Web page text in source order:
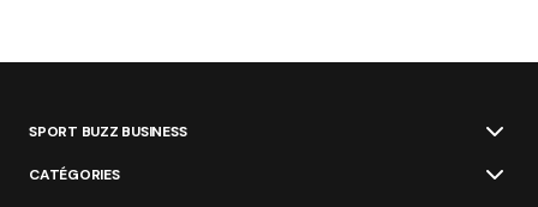
SPORT BUZZ BUSINESS
CATÉGORIES